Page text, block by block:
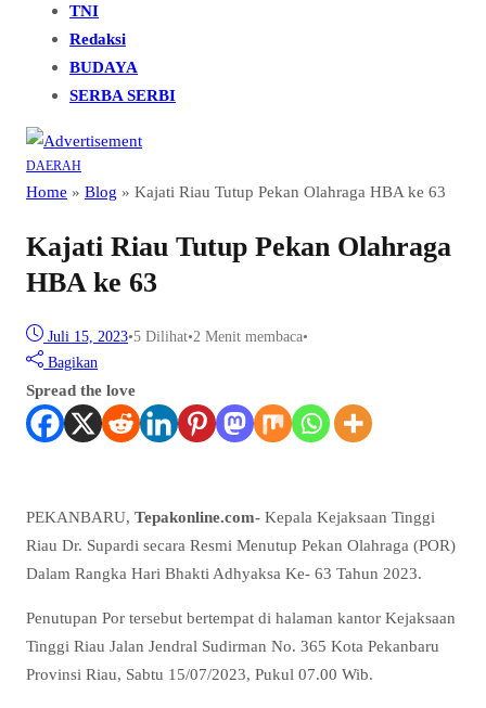
TNI
Redaksi
BUDAYA
SERBA SERBI
DAERAH
Home » Blog » Kajati Riau Tutup Pekan Olahraga HBA ke 63
Kajati Riau Tutup Pekan Olahraga
HBA ke 63
Juli 15, 2023•5 Dilihat•2 Menit membaca•
Bagikan
Spread the love
PEKANBARU, Tepakonline.com- Kepala Kejaksaan Tinggi
Riau Dr. Supardi secara Resmi Menutup Pekan Olahraga (POR)
Dalam Rangka Hari Bhakti Adhyaksa Ke- 63 Tahun 2023.
Penutupan Por tersebut bertempat di halaman kantor Kejaksaan
Tinggi Riau Jalan Jendral Sudirman No. 365 Kota Pekanbaru
Provinsi Riau, Sabtu 15/07/2023, Pukul 07.00 Wib.